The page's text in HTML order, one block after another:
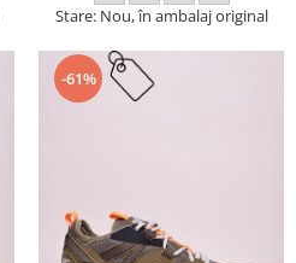
Stare: Nou, în ambalaj original
-61%